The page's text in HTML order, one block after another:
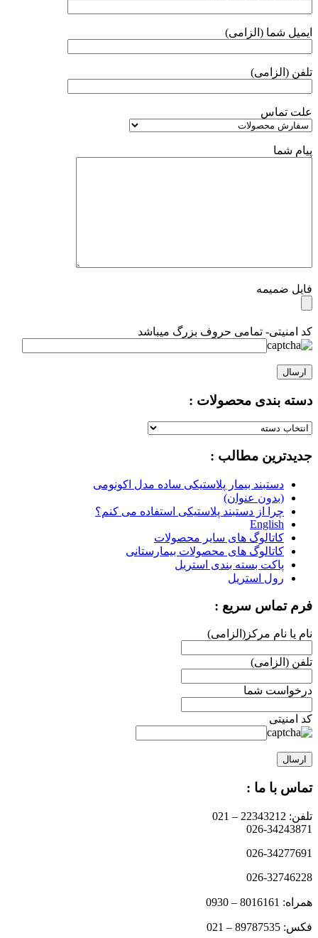
ایمیل شما (الزامی)
تلفن (الزامی)
علت تماس
پیام شما
فایل ضمیمه
کد امنیتی- تمامی حروف بزرگ میباشد
دسته بندی محصولات :
دسته
محصولات
جدیدترین مطالب :
دستبند بیمار پلاستیکی ساده مدل اکونومی
(بدون عنوان)
چرا از دستبند پلاستیکی استفاده می کنم؟
English
کاتالوگ های سایر محصولات
کاتالوگ های محصولات بیمارستانی
پاکت بسته بندی استریل
رول استریل
فرم تماس سریع :
نام یا نام مرکز(الزامی)
تلفن (الزامی)
درخواست شما
کد امنیتی
تماس با ما :
تلفن: 22343212 – 021
026-34243871
026-34277691
026-32746228
همراه: 8016161 – 0930
فکس: 89787535 – 021